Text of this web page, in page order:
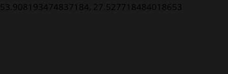
53.908193474837184, 27.527718484018653